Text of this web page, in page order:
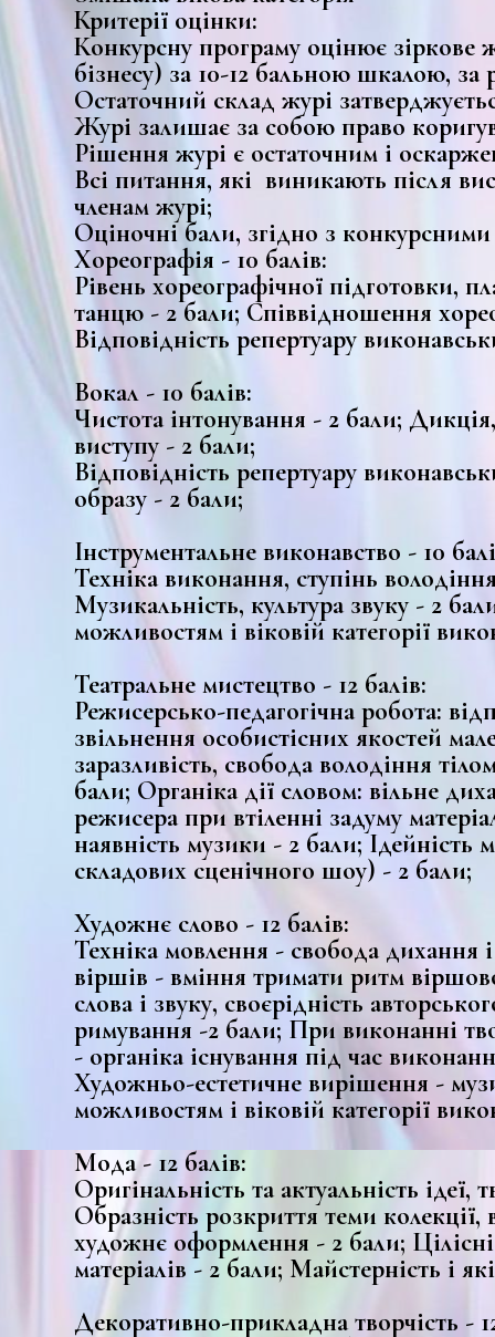
Критерії оцінки:
Конкурсну програму оцінює зіркове
бізнесу) за 10-12 бальною шкалою, за
Остаточний склад журі
Журі залишає за собою право
Рішення журі є остаточним і
Всі питання, які виникають після
членам журі;
Оціночні бали, згідно з
Хореографія - 10 балів:
Рівень хореографічної підготовки,
танцю - 2 бали; Співвідношення
Відповідність репертуару
Вокал - 10 балів:
Чистота інтонування - 2 бали;
виступу - 2 бали;
Відповідність репертуару
образу - 2 бали;
Інструментальне виконавство - 10
Техніка виконання, ступінь
Музикальність, культура звуку - 2
можливостям і віковій категорії
Театральне мистецтво - 12 балів:
Режисерсько-педагогічна робота:
звільнення особистісних якостей
заразливість, свобода володіння
бали; Органіка дії словом: вільне
режисера при втіленні задуму
наявність музики - 2 бали; Ідейність
складових сценічного шоу) - 2 бали;
Художнє слово - 12 балів:
Техніка мовлення - свобода дихання
віршів - вміння тримати ритм
слова і звуку, своєрідність
римування -2 бали; При виконанні
- органіка існування під час
Художньо-естетичне вирішення -
можливостям і віковій категорії
Мода - 12 балів:
Оригінальність та актуальність ідеї,
Образність розкриття теми
художнє оформлення - 2 бали;
матеріалів - 2 бали; Майстерність і
Декоративно-прикладна творчість -